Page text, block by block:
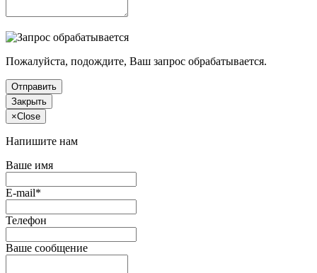
Пожалуйста, подождите, Ваш запрос обрабатывается.
Отправить
Закрыть
×Close
Напишите нам
Ваше имя
E-mail*
Телефон
Ваше сообщение